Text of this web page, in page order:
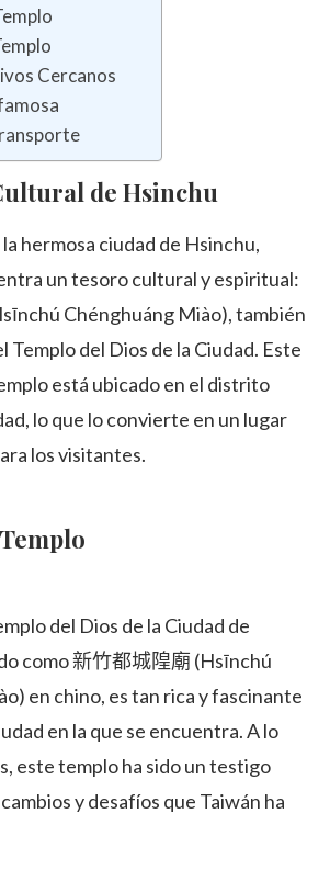
Cercanos
de Hsinchu
hermosa ciudad de Hsinchu,
un tesoro cultural y espiritual:
Chénghuáng Miào), también
Templo del Dios de la Ciudad. Este
está ubicado en el distrito
lo que lo convierte en un lugar
los visitantes.
del Dios de la Ciudad de
como 新竹都城隍廟 (Hsīnchú
en chino, es tan rica y fascinante
en la que se encuentra. A lo
este templo ha sido un testigo
y desafíos que Taiwán ha